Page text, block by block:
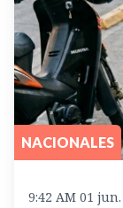
NACIONALES
9:42 AM 01 jun.